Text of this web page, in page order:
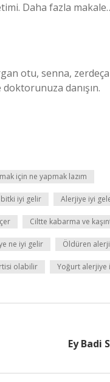
Daha fazla
otu, senna,
danışın.
için ne yapmak lazım
iyi gelir Alerjiye iyi
Ciltte kabarma ve
ne iyi gelir Öldüren
olabilir Yoğurt alerjiye
Ey Badi